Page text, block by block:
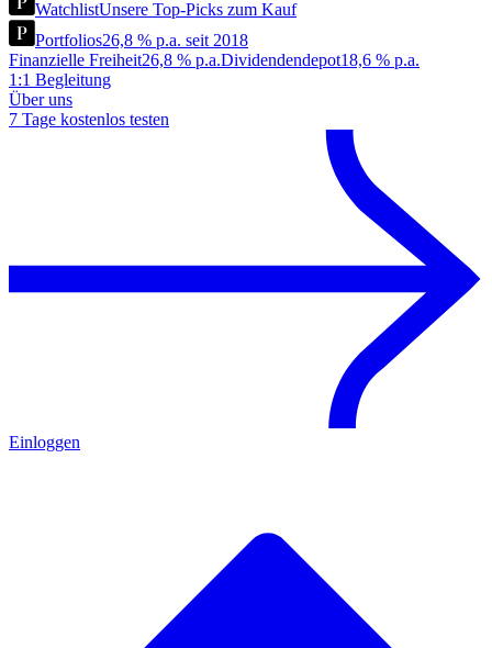
WatchlistUnsere Top-Picks zum Kauf
Portfolios26,8 % p.a. seit 2018
Finanzielle Freiheit26,8 % p.a.Dividendendepot18,6 % p.a.
1:1 Begleitung
Über uns
7 Tage kostenlos testen
Einloggen